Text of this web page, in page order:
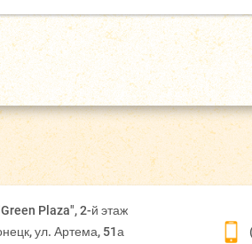
Plaza", 2-й этаж
ул. Артема, 51а